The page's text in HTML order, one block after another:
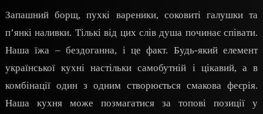
Запашний борщ, пухкі вареники, соковиті галушки та
п’янкі наливки. Тількі від цих слів душа починає співати.
Наша їжа – бездоганна, і це факт. Будь-який елемент
української кухні настільки самобутній і цікавий, а в
комбінації один з одним створюється смакова феєрія.
Наша кухня може позмагатися за топові позиції у